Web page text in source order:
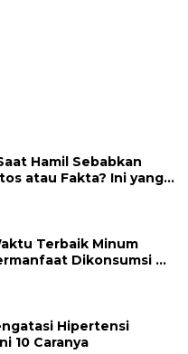
Hamil Sebabkan
atau Fakta? Ini yang
Terbaik Minum
Dikonsumsi di
Hipertensi
10 Caranya